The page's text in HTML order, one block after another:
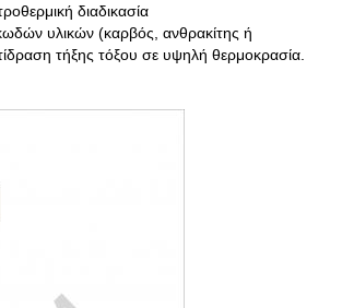
διαδικασία
υλικών (καρβός, ανθρακίτης ή
τήξης τόξου σε υψηλή θερμοκρασία.